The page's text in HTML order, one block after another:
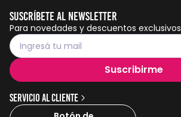
Suscríbete al Newsletter
Para novedades y descuentos exclusivos
Suscribirme
Servicio al cliente